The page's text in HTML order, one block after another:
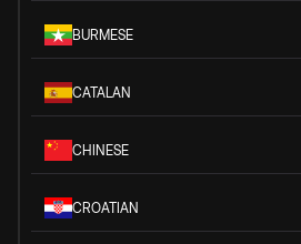
BURMESE
CATALAN
CHINESE
CROATIAN